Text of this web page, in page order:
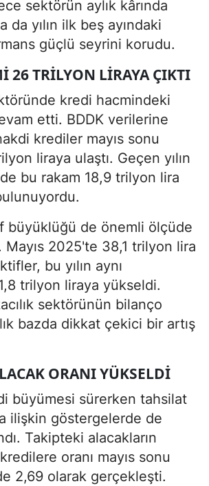
sektörün aylık kârında
da yılın ilk beş ayındaki
güçlü seyrini korudu.
26 TRILYON LIRAYA ÇIKTI
kredi hacmindeki
etti. BDDK verilerine
krediler mayıs sonu
liraya ulaştı. Geçen yılın
bu rakam 18,9 trilyon lira
büyüklüğü de önemli ölçüde
Mayıs 2025'te 38,1 trilyon lira
bu yılın aynı
trilyon liraya yükseldi.
sektörünün bilanço
bazda dikkat çekici bir artış
ORANI YÜKSELDI
büyümesi sürerken tahsilat
ilişkin göstergelerde de
Takipteki alacakların
oranı mayıs sonu
2,69 olarak gerçekleşti.